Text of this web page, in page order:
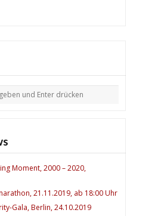
Moment, 2000 – 2020,
21.11.2019, ab 18:00 Uhr
Gala, Berlin, 24.10.2019